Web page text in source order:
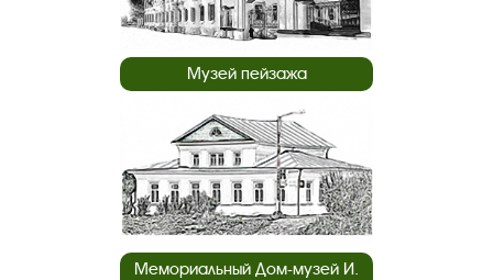
Музей пейзажа
Мемориальный Дом-музей И.